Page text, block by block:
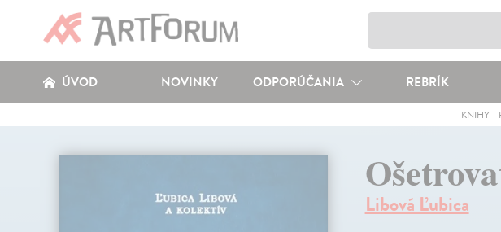
ÚVOD NOVINKY ODPORÚČANIA REBRÍK
KNIHY -
Libová Ľubica